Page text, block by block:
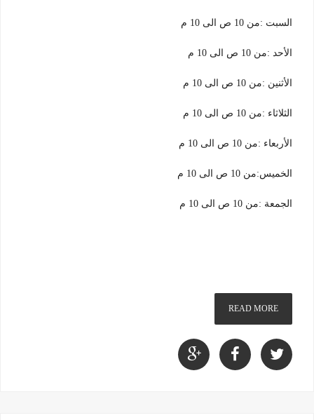
السبت :من 10 ص الى 10 م
الأحد :من 10 ص الى 10 م
الأثنين :من 10 ص الى 10 م
الثلاثاء :من 10 ص الى 10 م
الأربعاء :من 10 ص الى 10 م
الخميس:من 10 ص الى 10 م
الجمعة :من 10 ص الى 10 م
READ MORE